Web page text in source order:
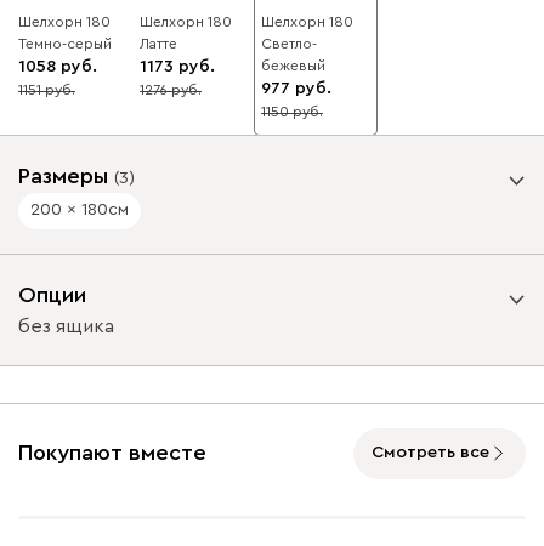
Шелхорн 180
Темно-серый
1058
8
1151
Шелхорн 180
Латте
1173
8
1276
Шелхорн 180
Светло-
бежевый
977
15
1150
Размеры (3)
200 x 180см
200 x 140
Опции
без ящика
Покупают вместе Смотреть все